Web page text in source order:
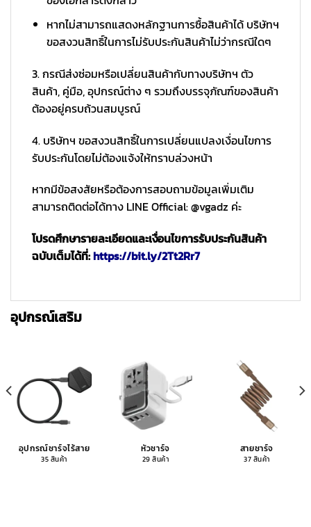
หากไม่สามารถแสดงหลักฐานการซื้อสินค้าได้ บริษัทฯ
ขอสงวนสิทธิ์ในการไม่รับประกันสินค้าไม่ว่ากรณีใดๆ
3. กรณีส่งซ่อมหรือเปลี่ยนสินค้ากับทางบริษัทฯ ตัว
สินค้า, คู่มือ, อุปกรณ์ต่าง ๆ รวมถึงบรรจุภัณฑ์ของสินค้า
ต้องอยู่ครบถ้วนสมบูรณ์
4. บริษัทฯ ขอสงวนสิทธิ์ในการเปลี่ยนแปลงเงื่อนไขการ
รับประกันโดยไม่ต้องแจ้งให้ทราบล่วงหน้า
หากมีข้อสงสัยหรือต้องการสอบถามข้อมูลเพิ่มเติม
สามารถติดต่อได้ทาง LINE Official: @vgadz ค่ะ
โปรดศึกษารายละเอียดและเงื่อนไขการรับประกันสินค้า
ฉบับเต็มได้ที่:https://bit.ly/2Tt2Rr7
อุปกรณ์เสริม
อุปกรณ์ชาร์จไร้สาย
35 สินค้า
หัวชาร์จ
29 สินค้า
สายชาร์จ
37 สินค้า